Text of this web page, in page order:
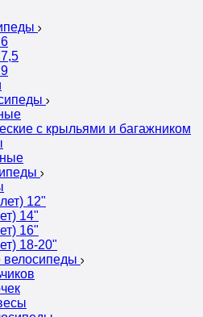
с крыльями и багажником
12"
14"
16"
18-20"
велосипеды